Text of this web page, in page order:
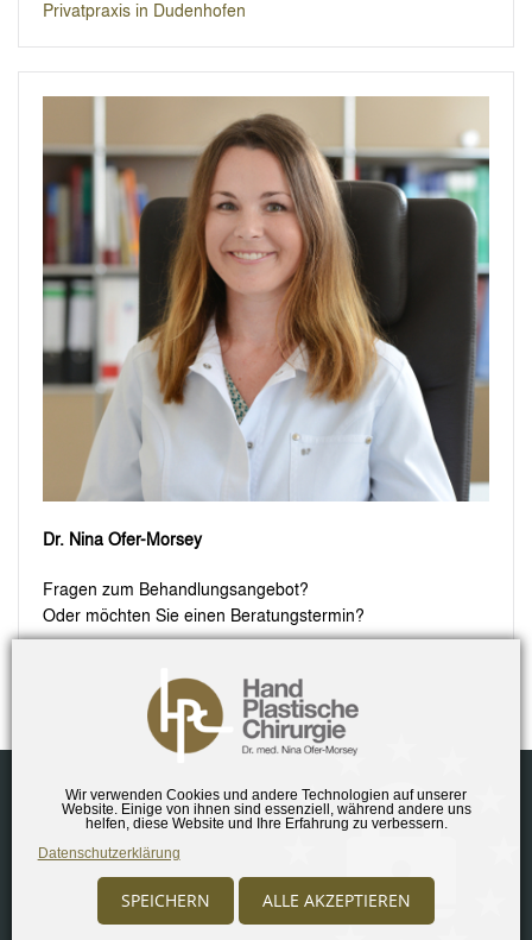
Wir verwenden Cookies und andere Technologien auf unserer
Website. Einige von ihnen sind essenziell, während andere uns
helfen, diese Website und Ihre Erfahrung zu verbessern.
Datenschutzerklärung
SPEICHERN ALLE AKZEPTIEREN
Privatpraxis in Dudenhofen
Dr. Nina Ofer-Morsey
Fragen zum Behandlungsangebot?
Oder möchten Sie einen Beratungstermin?
Impressum Disclaimer Datenschutz Sitemap
Copyright ©2026Dr. Nina Ofer-Morsey - Praxis für Handchirurgie
und Plastische Chirurgie
Alle Rechte vorbehalten